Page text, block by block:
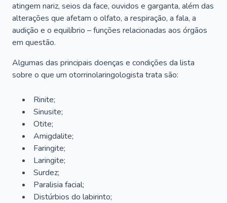
atingem nariz, seios da face, ouvidos e garganta, além das
alterações que afetam o olfato, a respiração, a fala, a
audição e o equilíbrio – funções relacionadas aos órgãos
em questão.
Algumas das principais doenças e condições da lista
sobre o que um otorrinolaringologista trata são:
Rinite;
Sinusite;
Otite;
Amigdalite;
Faringite;
Laringite;
Surdez;
Paralisia facial;
Distúrbios do labirinto;